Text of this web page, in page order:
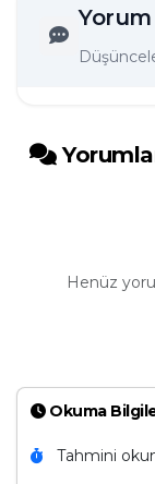
Okuma
Tahmini
Yorum
Henüz